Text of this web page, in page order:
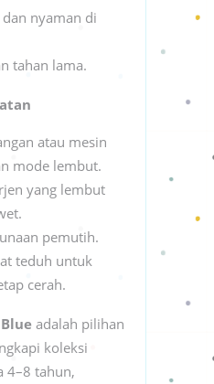
nyaman di
tahan lama.
atau mesin
mode lembut.
yang lembut
pemutih.
teduh untuk
cerah.
adalah pilihan
koleksi
4–8 tahun,